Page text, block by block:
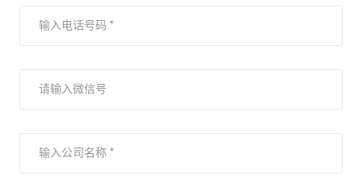
输入电话号码 *
请输入微信号
输入公司名称 *